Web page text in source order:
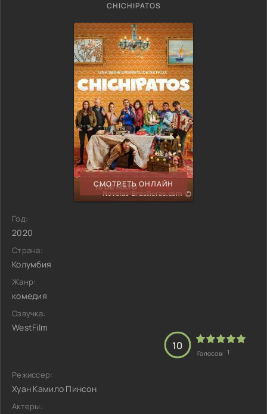
CHICHIPATOS
СМОТРЕТЬ ОНЛАЙН
Год:
2020
Страна:
Колумбия
Жанр:
комедия
Озвучка:
WestFilm
10
Голосов: 1
Режиссер:
Хуан Камило Пинсон
Актеры: